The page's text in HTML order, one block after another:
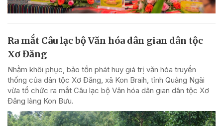
Ra mắt Câu lạc bộ Văn hóa dân gian dân tộc
Xơ Đăng
Nhằm khôi phục, bảo tồn phát huy giá trị văn hóa truyền
thống của dân tộc Xơ Đăng, xã Kon Braih, tỉnh Quảng Ngãi
vừa tổ chức ra mắt Câu lạc bộ Văn hóa dân gian dân tộc Xơ
Đăng làng Kon Bưu.